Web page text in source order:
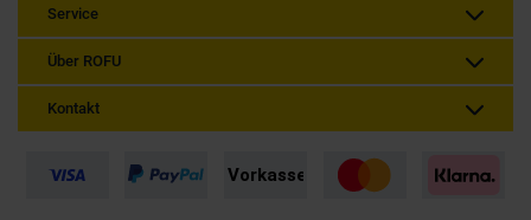
Service
Über ROFU
Kontakt